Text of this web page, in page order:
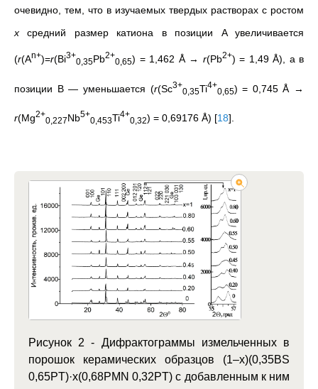
очевидно, тем, что в изучаемых твердых растворах с ростом
x средний размер катиона в позиции A увеличивается
(r(An+)=r(Bi3+
0,35Pb2+
0,65) = 1,462 Å → r(Pb2+) = 1,49 Å), а в
позиции B — уменьшается (r(Sc3+
0,35Ti4+
0,65) = 0,745 Å →
r(Mg2+
0,227Nb5+
0,453Ti4+
0,32) = 0,69176 Å) [18]
Рисунок 2 - Дифрактограммы измельченных в
порошок керамических образцов (1–x)(0,35BS
0,65PT)·x(0,68PMN 0,32PT) с добавленным к ним